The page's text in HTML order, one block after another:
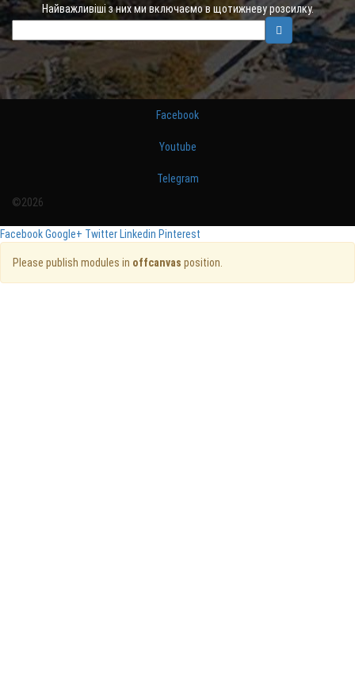
Найважливіші з них ми включаємо в щотижневу розсилку.
Facebook
Youtube
Telegram
©2026
FacebookGoogle+ TwitterLinkedin Pinterest
Please publish modules in offcanvas position.